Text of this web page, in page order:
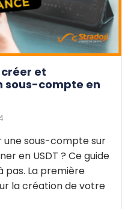
et
sous-compte en
une sous-compte sur
en USDT ? Ce guide
pas. La première
la création de votre